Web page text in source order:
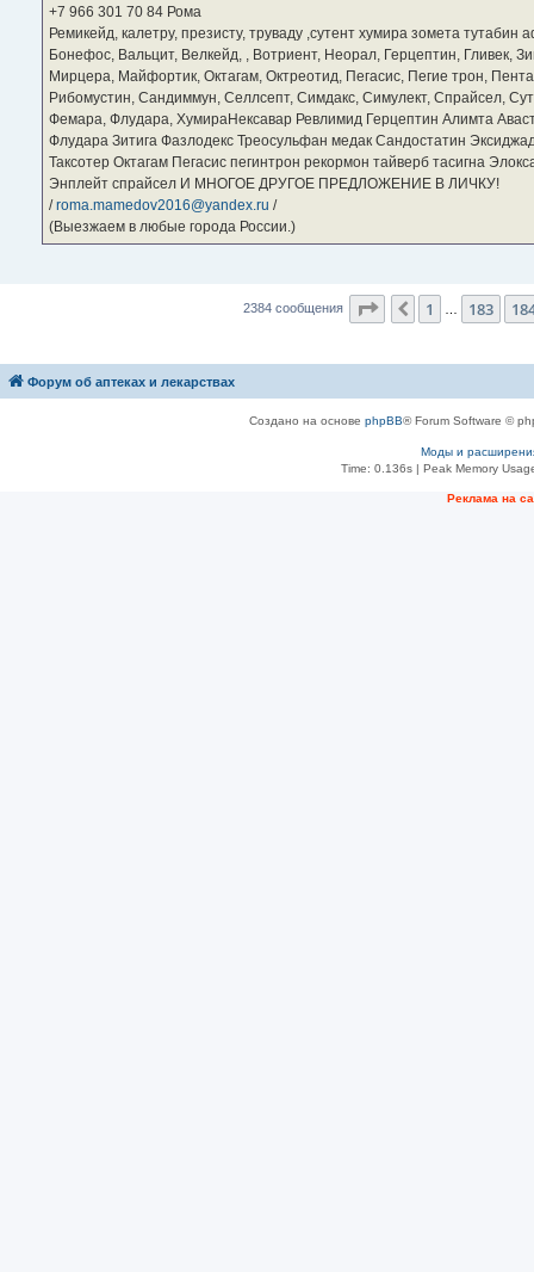
‪+7 966 301 70 84‬ Рома
Ремикейд, калетру, презисту, труваду ,сутент хумира зомета
Бонефос, Вальцит, Велкейд, , Вотриент, Неорал, Герцептин, Гливек,
Мирцера, Майфортик, Октагам, Октреотид, Пегасис, Пегие трон,
Рибомустин, Сандиммун, Селлсепт, Симдакс, Симулект, Спрайсел,
Фемара, Флудара, ХумираНексавар Ревлимид Герцептин Алимта
Флудара Зитига Фазлодекс Треосульфан медак Сандостатин
Таксотер Октагам Пегасис пегинтрон рекормон тайверб тасигна
Энплейт спрайсел И МНОГОЕ ДРУГОЕ ПРЕДЛОЖЕНИЕ В ЛИЧКУ!
/roma.mamedov2016@yandex.ru /
(Выезжаем в любые города России.)
2384 сообщения Страница 185из
Пред.
1 183
Форум об аптеках и лекарствах
Создано на основе phpBB® Forum Software ©
Моды и
Time: 0.136s| Peak Memory
Рeклама на